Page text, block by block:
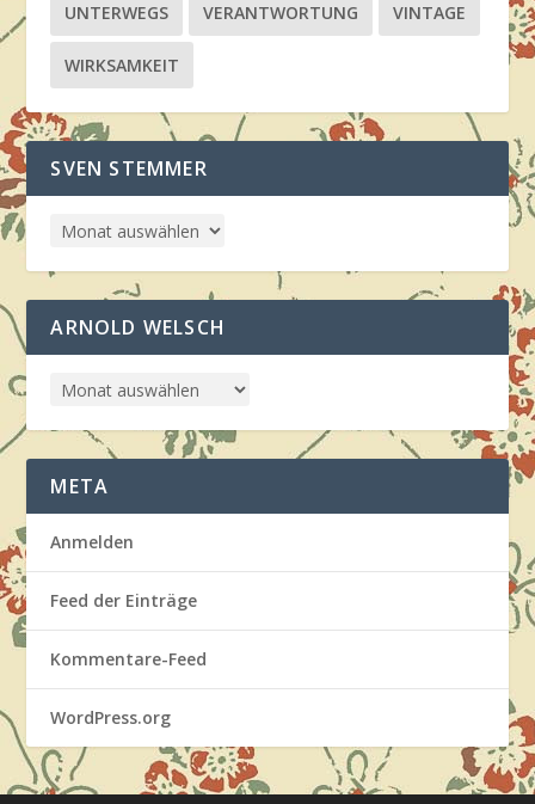
UNTERWEGS VERANTWORTUNG VINTAGE
WIRKSAMKEIT
SVEN STEMMER
ARNOLD WELSCH
META
Anmelden
Feed der Einträge
Kommentare-Feed
WordPress.org